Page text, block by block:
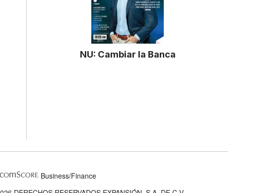
NU: Cambiar la Banca
Business/Finance